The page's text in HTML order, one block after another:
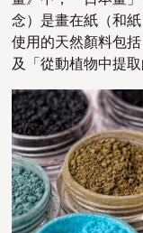
念）是畫在紙（和
使用的天然顏料包
及「從動植物中提取